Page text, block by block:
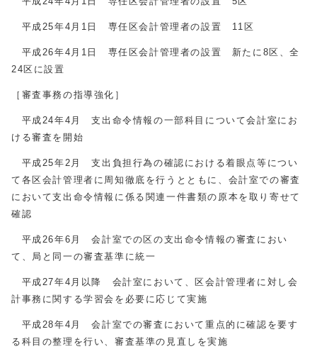
平成25年4月1日 専任区会計管理者の設置 11区
平成26年4月1日 専任区会計管理者の設置 新たに8区、全
24区に設置
［審査事務の指導強化］
平成24年4月 支出命令情報の一部科目について会計室にお
ける審査を開始
平成25年2月 支出負担行為の確認における着眼点等につい
て各区会計管理者に周知徹底を行うとともに、会計室での審査
において支出命令情報に係る関連一件書類の原本を取り寄せて
確認
平成26年6月 会計室での区の支出命令情報の審査におい
て、局と同一の審査基準に統一
平成27年4月以降 会計室において、区会計管理者に対し会
計事務に関する学習会を必要に応じて実施
平成28年4月 会計室での審査において重点的に確認を要す
る科目の整理を行い、審査基準の見直しを実施